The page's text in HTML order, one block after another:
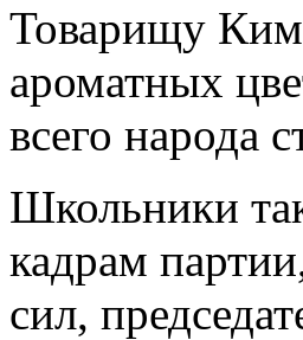
Товарищу
ароматных
всего народа
Школьники
кадрам
сил,